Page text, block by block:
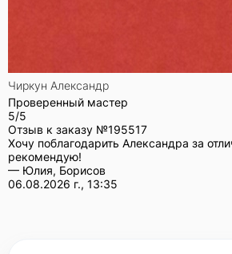
Чиркун Александр
Проверенный мастер
5/5
Отзыв к заказу №195517
Хочу поблагодарить Александра за
рекомендую!
— Юлия, Борисов
06.08.2026 г., 13:35